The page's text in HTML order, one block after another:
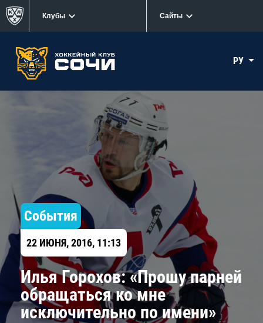
Клубы Сайты
РУ
События
22 ИЮНЯ, 2016, 11:13
Илья Горохов: «Прошу парней
обращаться ко мне
исключительно по имени»